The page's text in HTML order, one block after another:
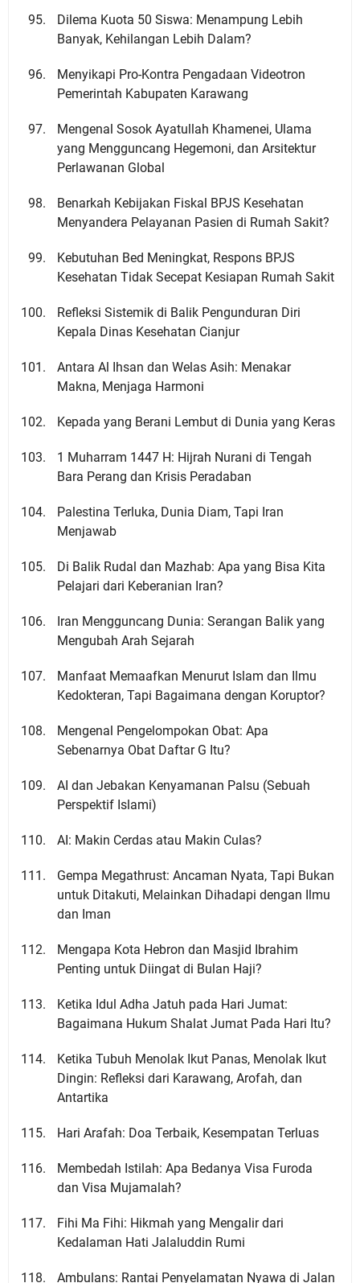
Dilema Kuota 50 Siswa: Menampung Lebih
Banyak, Kehilangan Lebih Dalam?
Menyikapi Pro-Kontra Pengadaan Videotron
Pemerintah Kabupaten Karawang
Mengenal Sosok Ayatullah Khamenei, Ulama
yang Mengguncang Hegemoni, dan Arsitektur
Perlawanan Global
Benarkah Kebijakan Fiskal BPJS Kesehatan
Menyandera Pelayanan Pasien di Rumah Sakit?
Kebutuhan Bed Meningkat, Respons BPJS
Kesehatan Tidak Secepat Kesiapan Rumah Sakit
Refleksi Sistemik di Balik Pengunduran Diri
Kepala Dinas Kesehatan Cianjur
Antara Al Ihsan dan Welas Asih: Menakar
Makna, Menjaga Harmoni
Kepada yang Berani Lembut di Dunia yang Keras
1 Muharram 1447 H: Hijrah Nurani di Tengah
Bara Perang dan Krisis Peradaban
Palestina Terluka, Dunia Diam, Tapi Iran
Menjawab
Di Balik Rudal dan Mazhab: Apa yang Bisa Kita
Pelajari dari Keberanian Iran?
Iran Mengguncang Dunia: Serangan Balik yang
Mengubah Arah Sejarah
Manfaat Memaafkan Menurut Islam dan Ilmu
Kedokteran, Tapi Bagaimana dengan Koruptor?
Mengenal Pengelompokan Obat: Apa
Sebenarnya Obat Daftar G Itu?
AI dan Jebakan Kenyamanan Palsu (Sebuah
Perspektif Islami)
AI: Makin Cerdas atau Makin Culas?
Gempa Megathrust: Ancaman Nyata, Tapi Bukan
untuk Ditakuti, Melainkan Dihadapi dengan Ilmu
dan Iman
Mengapa Kota Hebron dan Masjid Ibrahim
Penting untuk Diingat di Bulan Haji?
Ketika Idul Adha Jatuh pada Hari Jumat:
Bagaimana Hukum Shalat Jumat Pada Hari Itu?
Ketika Tubuh Menolak Ikut Panas, Menolak Ikut
Dingin: Refleksi dari Karawang, Arofah, dan
Antartika
Hari Arafah: Doa Terbaik, Kesempatan Terluas
Membedah Istilah: Apa Bedanya Visa Furoda
dan Visa Mujamalah?
Fihi Ma Fihi: Hikmah yang Mengalir dari
Kedalaman Hati Jalaluddin Rumi
Ambulans: Rantai Penyelamatan Nyawa di Jalan